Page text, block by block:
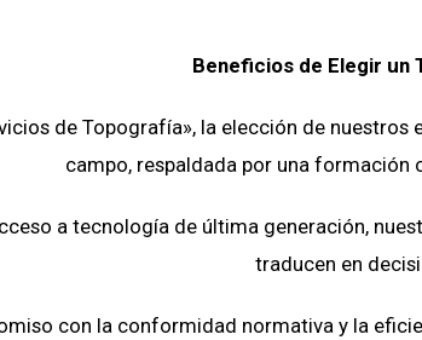
Beneficios de Elegir un
de Topografía», la elección de
campo, respaldada por una
a tecnología de última generación,
traducen en
con la conformidad normativa y la